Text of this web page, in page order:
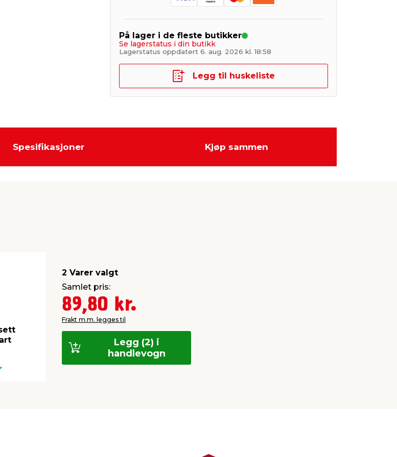
På lager i de fleste butikker
Se lagerstatus i din butikk
Lagerstatus oppdatert 6. aug. 2026 kl. 18:58
Legg til huskeliste
Spesifikasjoner Kjøp sammen
2 Varer valgt
Samlet pris:
89,80 kr.
Frakt m.m. legges til
Legg (2) i
handlevogn